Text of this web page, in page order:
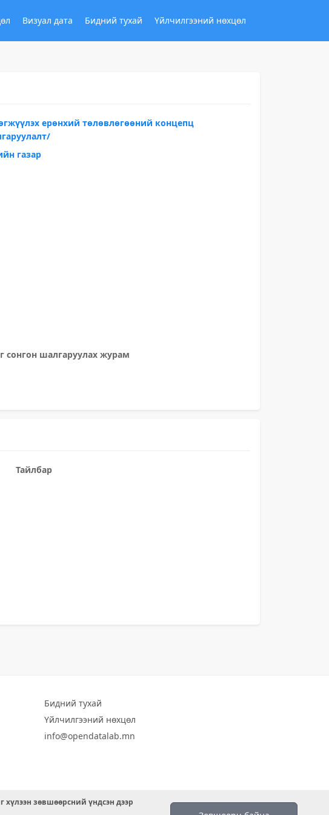
Визуал дата Бидний тухай Үйлчилгээний нөхцөл
ерөнхий төлөвлөгөөний концепц
газар
сонгон шалгаруулах журам
Тайлбар
Бидний тухай
Үйлчилгээний нөхцөл
info@opendatalab.mn
хүлээн зөвшөөрсний үндсэн дээр